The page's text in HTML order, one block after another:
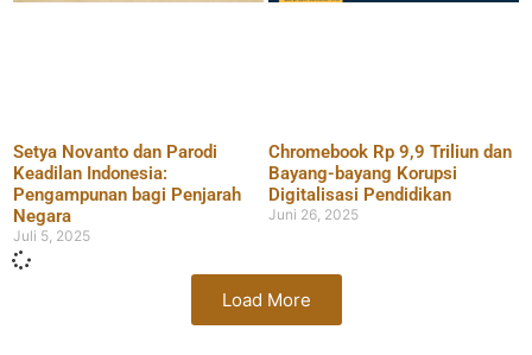
Setya Novanto dan Parodi
Keadilan Indonesia:
Pengampunan bagi Penjarah
Negara
Juli 5, 2025
Chromebook Rp 9,9 Triliun dan
Bayang-bayang Korupsi
Digitalisasi Pendidikan
Juni 26, 2025
Load More